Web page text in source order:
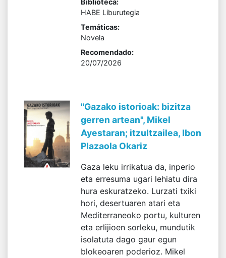
Biblioteca:
HABE Liburutegia
Temáticas:
Novela
Recomendado:
20/07/2026
"Gazako istorioak: bizitza
gerren artean", Mikel
Ayestaran; itzultzailea, Ibon
Plazaola Okariz
Gaza leku irrikatua da, inperio
eta erresuma ugari lehiatu dira
hura eskuratzeko. Lurzati txiki
hori, desertuaren atari eta
Mediterraneoko portu, kulturen
eta erlijioen sorleku, mundutik
isolatuta dago gaur egun
blokeoaren poderioz. Mikel